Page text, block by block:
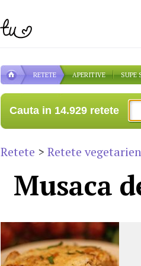
RETETE APERITIVE SUPE
Cauta in 14.929 retete
Retete > Retete
Musaca